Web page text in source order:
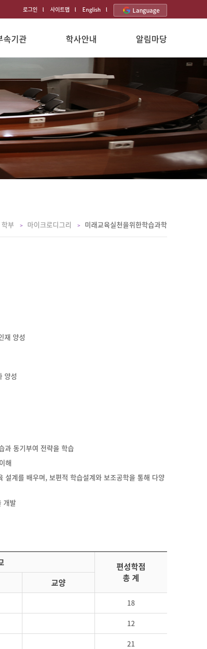
로그인 사이트맵 English Language
속기관 학사안내 알림마당
학부 마이크로디그리 미래교육실천을위한학습과학
재 양성
양성
과 동기부여 전략을 학습
해
설계를 배우며, 보편적 학습설계와 보조공학을 통해 다양
개발
편성학점
총 계
교양
18
12
21